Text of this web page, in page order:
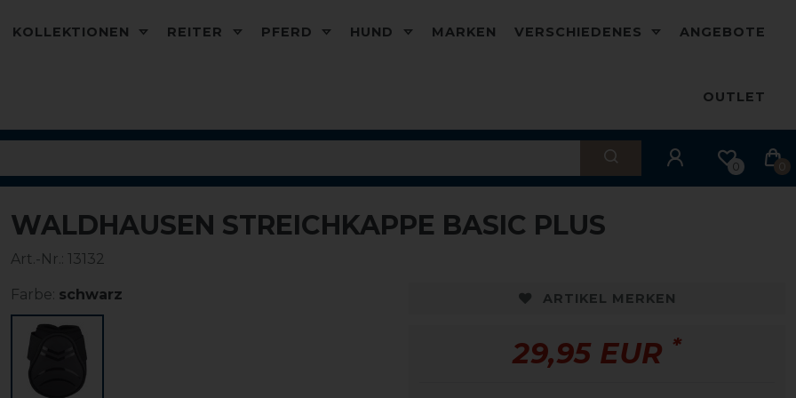
KOLLEKTIONEN REITER PFERD HUND MARKEN VERSCHIEDENES ANGEBOTE
OUTLET
0 0
WALDHAUSEN STREICHKAPPE BASIC PLUS
Art.-Nr.: 13132
Farbe: schwarz ARTIKEL MERKEN
29,95 EUR *